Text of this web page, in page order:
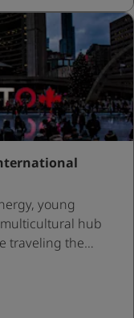
young
hub
traveling the